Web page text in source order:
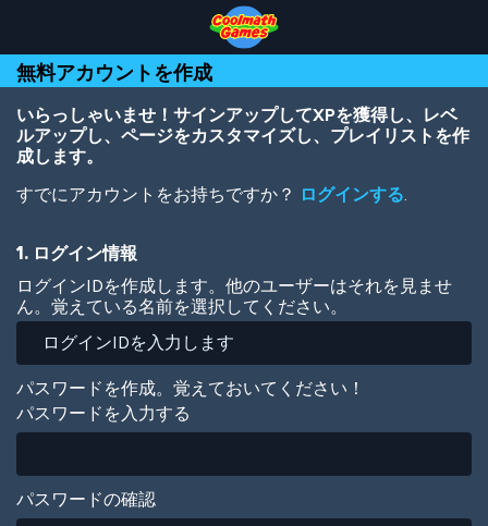
Top
of
Page
Navigation
Main
Content
Footer
ン
コ
ン
移
無料アカウントを作成
いらっしゃいませ！サインアップしてXPを獲得し、レベ
ルアップし、ページをカスタマイズし、プレイリストを作
成します。
すでにアカウントをお持ちですか？ ログインする.
1. ログイン情報
ログインIDを作成します。他のユーザーはそれを見ませ
ん。覚えている名前を選択してください。
パスワードを作成。覚えておいてください！
パスワードを入力する
パスワードの確認